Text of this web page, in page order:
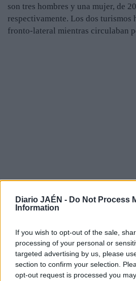
Diario JAÉN - Do Not Process
Information
If you wish to opt-out of the sale,
processing of your personal or
targeted advertising by us, please
section to confirm your selection.
opt-out request is processed you
son tres hombres y una mujer, de
respectivamente. Los dos turismos
fronto-lateral mientras circulaban